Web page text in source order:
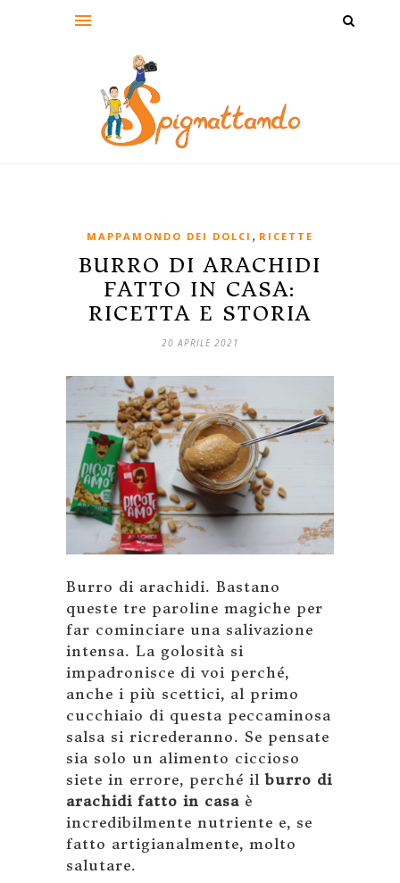
MAPPAMONDO DEI DOLCI , RICETTE
BURRO DI ARACHIDI
FATTO IN CASA:
RICETTA E STORIA
20 APRILE 2021
Burro di arachidi. Bastano
queste tre paroline magiche per
far cominciare una salivazione
intensa. La golosità si
impadronisce di voi perché,
anche i più scettici, al primo
cucchiaio di questa peccaminosa
salsa si ricrederanno. Se pensate
sia solo un alimento ciccioso
siete in errore, perché ilburro di
arachidi fatto in casa è
incredibilmente nutriente e, se
fatto artigianalmente, molto
salutare.